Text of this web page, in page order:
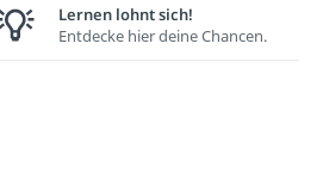
Lernen lohnt sich!
Entdecke hier deine Chancen.